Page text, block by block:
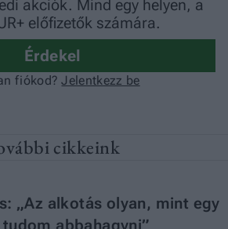
cikkeink
„Az alkotás olyan, mint egy